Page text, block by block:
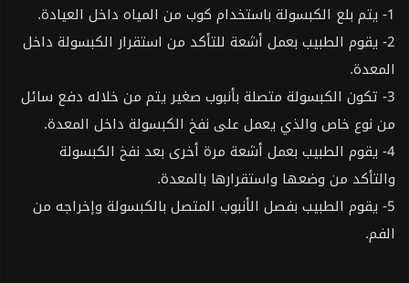
1- يتم بلع الكبسولة باستخدام كوب من المياه داخل العيادة.
2- يقوم الطبيب بعمل أشعة للتأكد من استقرار الكبسولة داخل
المعدة.
3- تكون الكبسولة متصلة بأنبوب صغير يتم من خلاله دفع سائل
من نوع خاص والذي يعمل على نفخ الكبسولة داخل المعدة.
4- يقوم الطبيب بعمل أشعة مرة أخرى بعد نفخ الكبسولة
والتأكد من وضعها واستقرارها بالمعدة.
5- يقوم الطبيب بفصل الأنبوب المتصل بالكبسولة وإخراجه من
الفم.